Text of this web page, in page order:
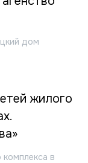
дом
в